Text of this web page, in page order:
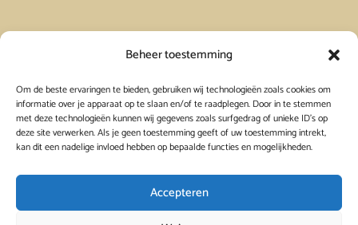
Beheer toestemming
Om de beste ervaringen te bieden, gebruiken wij technologieën zoals cookies om
informatie over je apparaat op te slaan en/of te raadplegen. Door in te stemmen
met deze technologieën kunnen wij gegevens zoals surfgedrag of unieke ID's op
deze site verwerken. Als je geen toestemming geeft of uw toestemming intrekt,
kan dit een nadelige invloed hebben op bepaalde functies en mogelijkheden.
Accepteren
Vakantiehuis in Frankrijk huren
Vakantiehuis in Griekenland huren